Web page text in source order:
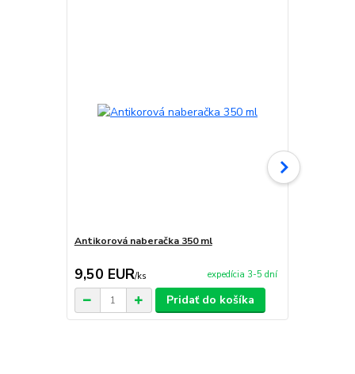
Antikorová naberačka 350 ml
9,50 EUR/ks expedícia 3-5 dní
Pridať do košíka